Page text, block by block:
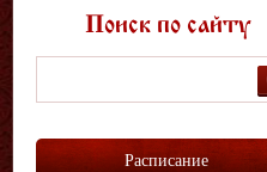
Поиск по сайту
Расписание